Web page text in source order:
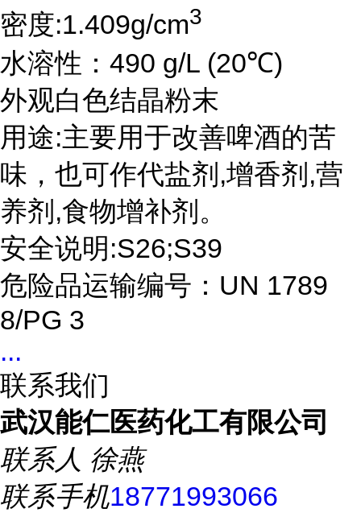
密度:1.409g/cm3
水溶性：490 g/L (20℃)
外观白色结晶粉末
用途:主要用于改善啤酒的苦
味，也可作代盐剂,增香剂,营
养剂,食物增补剂。
安全说明:S26;S39
危险品运输编号：UN 1789
8/PG 3
...
联系我们
武汉能仁医药化工有限公司
联系人 徐燕
联系手机18771993066